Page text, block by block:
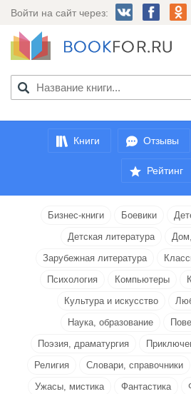
Войти на сайт через:
Книги Отзывы
Рейтинг
Бизнес-книги Боевики
Детская литература
Зарубежная литература
Психология
Компьютеры
Культура и искусство
Наука, образование
Поэзия, драматургия
Религия
Словари, справочники
Ужасы, мистика
Фантастика